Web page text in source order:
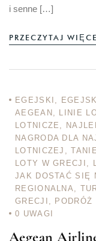
i senne […]
PRZECZYTAJ
EGEJSKI ,
AEGEAN , LINIE
LOTNICZE ,
NAGRODA DLA
LOTNICZEJ ,
LOTY W GRECJI ,
JAK DOSTAĆ SIĘ
REGIONALNA,
GRECJI , PODRÓŻ
0 UWAGI
Aegean